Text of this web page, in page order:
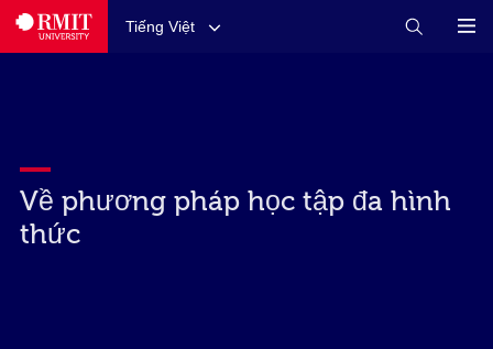
Tiếng Việt
Về phương pháp học tập đa hình
thức